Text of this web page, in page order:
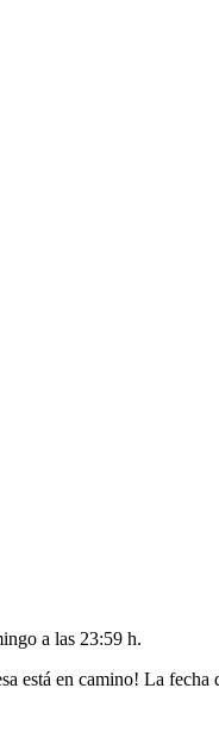
a las 23:59 h.
está en camino! La